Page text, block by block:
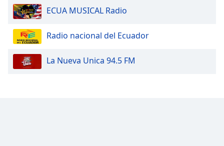
Caption
ECUA MUSICAL Radio
Radio nacional del Ecuador
La Nueva Unica 94.5 FM